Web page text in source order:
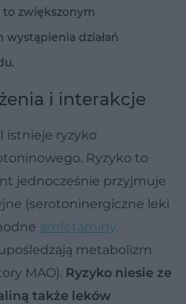
to zwiększonym
działań
i interakcje
istnieje ryzyko
Ryzyko to
jednocześnie przyjmuje
(serotoninergiczne leki
amfetaminy,
metabolizm
MAO). Ryzyko niesie ze
także leków